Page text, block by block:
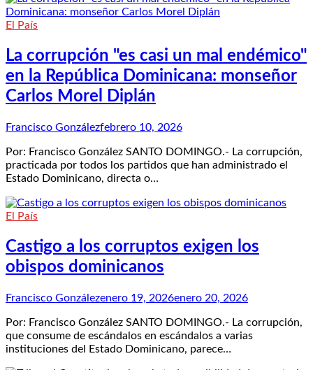
El País
La corrupción "es casi un mal endémico"
en la República Dominicana: monseñor
Carlos Morel Diplán
Francisco Gonzálezfebrero 10, 2026
Por: Francisco González SANTO DOMINGO.- La corrupción,
practicada por todos los partidos que han administrado el
Estado Dominicano, directa o…
El País
Castigo a los corruptos exigen los
obispos dominicanos
Francisco Gonzálezenero 19, 2026enero 20, 2026
Por: Francisco González SANTO DOMINGO.- La corrupción,
que consume de escándalos en escándalos a varias
instituciones del Estado Dominicano, parece…